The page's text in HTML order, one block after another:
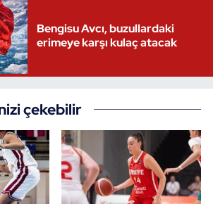
Bengisu Avcı, buzullardaki
erimeye karşı kulaç atacak
çekebilir
Fitness